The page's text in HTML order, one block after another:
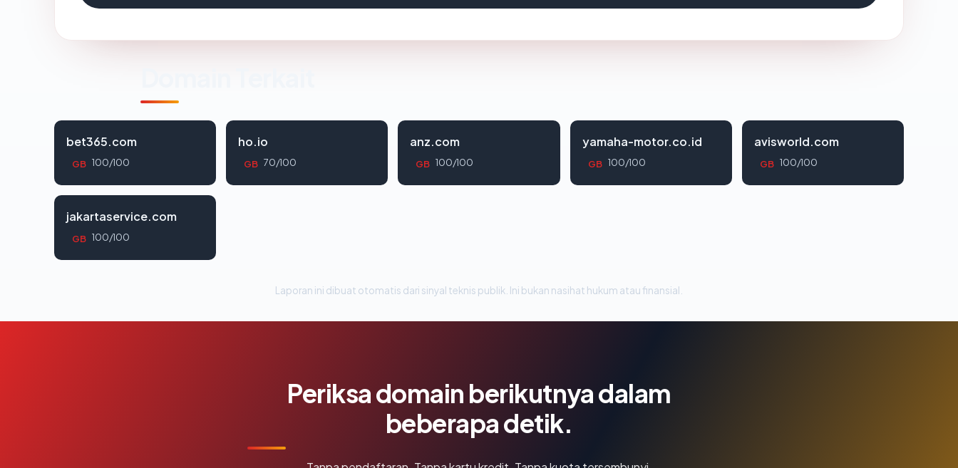
bet365.com
GB 100/100
ho.io
GB 70/100
anz.com
GB 100/100
yamaha-motor.co.id
GB 100/100
avisworld.com
GB 100/100
jakartaservice.com
GB 100/100
Laporan ini dibuat otomatis dari sinyal teknis publik. Ini bukan nasihat hukum atau finansial.
Periksa domain berikutnya dalam
beberapa detik.